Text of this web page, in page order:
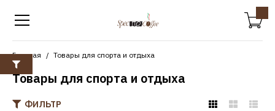
Главная Товары для спорта и отдыха
Товары для спорта и отдыха
ФИЛЬТР